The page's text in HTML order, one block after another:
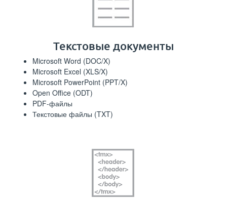
Текстовые документы
Microsoft Word (DOC/X)
Microsoft Excel (XLS/X)
Microsoft PowerPoint (PPT/X)
Open Office (ODT)
PDF-файлы
Текстовые файлы (TXT)